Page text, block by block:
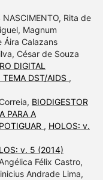
NASCIMENTO, Rita de
Magnum
Áira Calazans
César de Souza
DIGITAL
TEMA DST/AIDS ,
BIODIGESTOR
PARA A
, HOLOS: v.
v. 5 (2014)
Félix Castro,
Andrade Lima,